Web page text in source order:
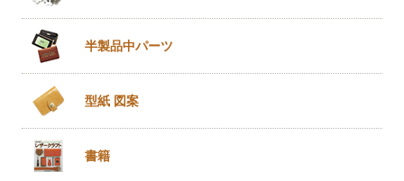
半製品中パーツ
型紙 図案
書籍